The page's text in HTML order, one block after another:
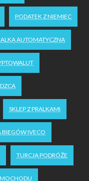
PODATEK Z NIEMIEC
AUTOMATYCZNA
SKLEP Z PRALKAMI
BIEGÓW IVECO
TURCJA PODRÓŻE